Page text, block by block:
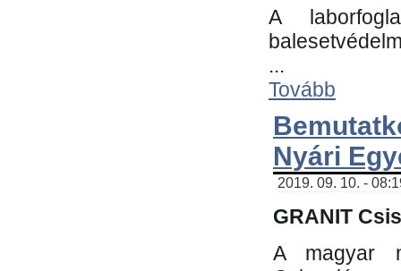
A
...
Tovább
Nyári
2019. 09. 10. -
GRANIT
A magyar